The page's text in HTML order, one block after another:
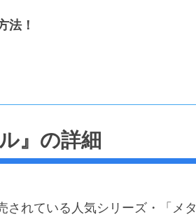
法！
』の詳細
されている人気シリーズ・「メタ